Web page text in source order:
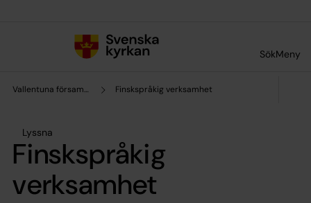
SökMeny
Vallentuna församling Finskspråkig verksamhet
Lyssna
Finskspråkig
verksamhet